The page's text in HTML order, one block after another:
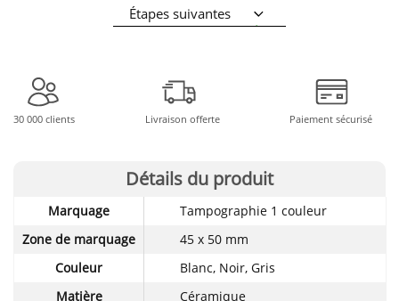
Étapes suivantes
30 000 clients Livraison offerte Paiement sécurisé
Détails
techniques
du
produit
Détails du produit
Marquage
Tampographie 1 couleur
Zone de marquage
45 x 50 mm
Couleur
Blanc, Noir, Gris
Matière
Céramique